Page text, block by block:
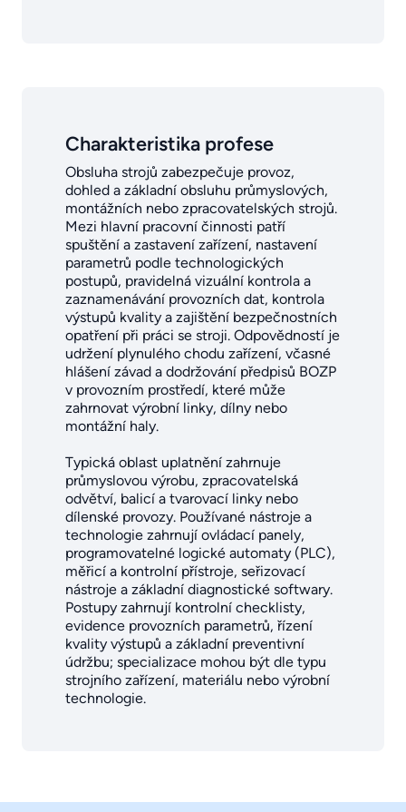
Charakteristika profese
Obsluha strojů zabezpečuje provoz,
dohled a základní obsluhu průmyslových,
montážních nebo zpracovatelských strojů.
Mezi hlavní pracovní činnosti patří
spuštění a zastavení zařízení, nastavení
parametrů podle technologických
postupů, pravidelná vizuální kontrola a
zaznamenávání provozních dat, kontrola
výstupů kvality a zajištění bezpečnostních
opatření při práci se stroji. Odpovědností je
udržení plynulého chodu zařízení, včasné
hlášení závad a dodržování předpisů BOZP
v provozním prostředí, které může
zahrnovat výrobní linky, dílny nebo
montážní haly.
Typická oblast uplatnění zahrnuje
průmyslovou výrobu, zpracovatelská
odvětví, balicí a tvarovací linky nebo
dílenské provozy. Používané nástroje a
technologie zahrnují ovládací panely,
programovatelné logické automaty (PLC),
měřicí a kontrolní přístroje, seřizovací
nástroje a základní diagnostické softwary.
Postupy zahrnují kontrolní checklisty,
evidence provozních parametrů, řízení
kvality výstupů a základní preventivní
údržbu; specializace mohou být dle typu
strojního zařízení, materiálu nebo výrobní
technologie.